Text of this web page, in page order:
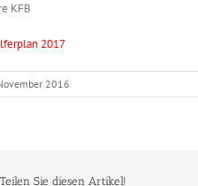
KFB
2017
2016
Teilen Sie diesen Artikel!